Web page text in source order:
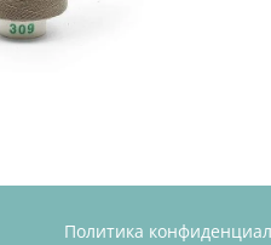
Политика